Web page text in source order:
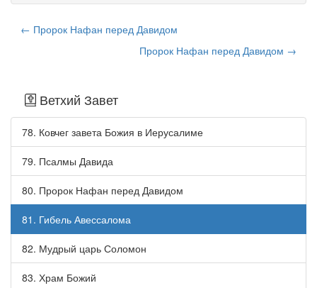
← Пророк Нафан перед Давидом
Пророк Нафан перед Давидом →
Ветхий Завет
78. Ковчег завета Божия в Иерусалиме
79. Псалмы Давида
80. Пророк Нафан перед Давидом
81. Гибель Авессалома
82. Мудрый царь Соломон
83. Храм Божий